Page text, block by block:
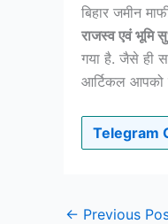
बिहार जमीन
राजस्व एवं भूमि
गया है. जैसे ही
आर्टिकल आपको
Telegram
← Previous